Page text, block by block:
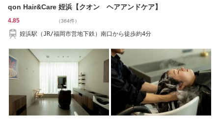
qon Hair&Care 姪浜【クオン ヘアアンドケア】
4.85 （364件）
姪浜駅（JR/福岡市営地下鉄）南口から徒歩約4分